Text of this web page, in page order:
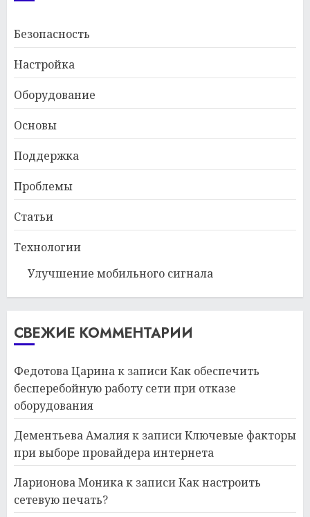
Безопасность
Настройка
Оборудование
Основы
Поддержка
Проблемы
Статьи
Технологии
Улучшение мобильного сигнала
СВЕЖИЕ КОММЕНТАРИИ
Федотова Царинак записиКак обеспечить
бесперебойную работу сети при отказе
оборудования
Дементьева Амалияк записиКлючевые факторы
при выборе провайдера интернета
Ларионова Моникак записиКак настроить
сетевую печать?